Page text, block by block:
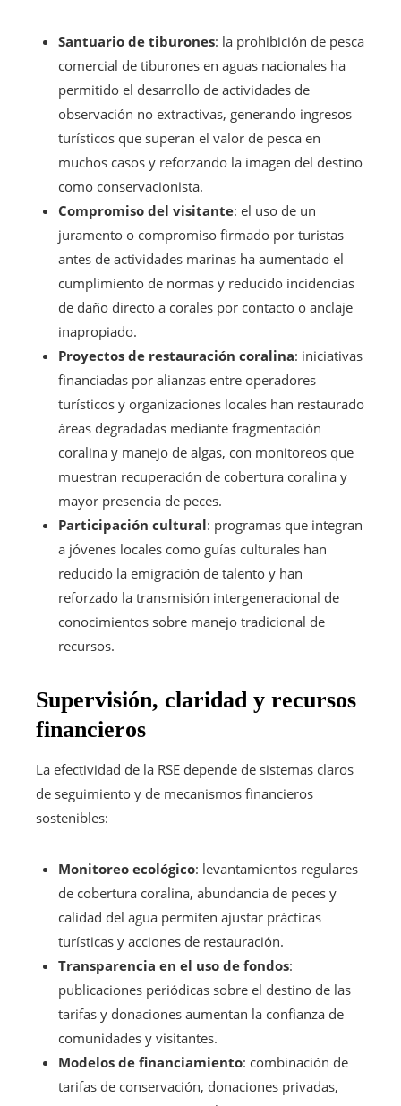
Santuario de tiburones: la prohibición de pesca
comercial de tiburones en aguas nacionales ha
permitido el desarrollo de actividades de
observación no extractivas, generando ingresos
turísticos que superan el valor de pesca en
muchos casos y reforzando la imagen del destino
como conservacionista.
Compromiso del visitante: el uso de un
juramento o compromiso firmado por turistas
antes de actividades marinas ha aumentado el
cumplimiento de normas y reducido incidencias
de daño directo a corales por contacto o anclaje
inapropiado.
Proyectos de restauración coralina: iniciativas
financiadas por alianzas entre operadores
turísticos y organizaciones locales han restaurado
áreas degradadas mediante fragmentación
coralina y manejo de algas, con monitoreos que
muestran recuperación de cobertura coralina y
mayor presencia de peces.
Participación cultural: programas que integran
a jóvenes locales como guías culturales han
reducido la emigración de talento y han
reforzado la transmisión intergeneracional de
conocimientos sobre manejo tradicional de
recursos.
Supervisión, claridad y recursos
financieros
La efectividad de la RSE depende de sistemas claros
de seguimiento y de mecanismos financieros
sostenibles:
Monitoreo ecológico: levantamientos regulares
de cobertura coralina, abundancia de peces y
calidad del agua permiten ajustar prácticas
turísticas y acciones de restauración.
Transparencia en el uso de fondos:
publicaciones periódicas sobre el destino de las
tarifas y donaciones aumentan la confianza de
comunidades y visitantes.
Modelos de financiamiento: combinación de
tarifas de conservación, donaciones privadas,